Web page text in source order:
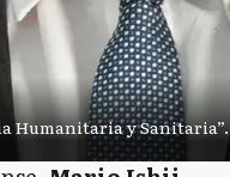
Humanitaria y Sanitaria”.